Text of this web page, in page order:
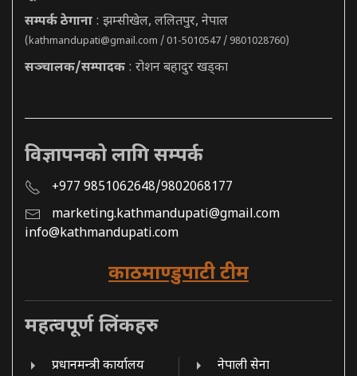
सम्पर्क ठेगाना : झम्सीखेल, ललितपुर, नेपाल
(kathmandupati@gmail.com / 01-5010547 / 9801028760)
सञ्चालक/सम्पादक : रोशन बहादुर खड्का
विज्ञापनको लागि सम्पर्क
+977 9851062648/9802068177
marketing.kathmandupati@gmail.com
info@kathmandupati.com
काठमाण्डुपाटी टीम
महत्वपूर्ण लिंकहरु
प्रधानमन्त्री कार्यालय नेपाली सेना